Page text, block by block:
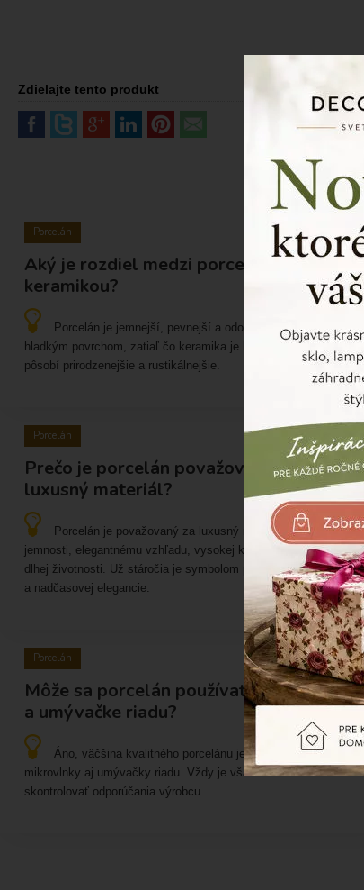
Zdielajte tento produkt
Porcelán
Aký je rozdiel medzi porcelánom a
keramikou?
Porcelán je jemnejší, pevnejší a odolnejší materiál s
hladkým povrchom, zatiaľ čo keramika je hrubšia, pórovitejšia a
pôsobí prirodzenejšie a rustikálnejšie.
Porcelán
Prečo je porcelán považovaný za
luxusný materiál?
Porcelán je považovaný za luxusný materiál vďaka svojej
jemnosti, elegantnému vzhľadu, vysokej kvalite spracovania a
dlhej životnosti. Už stáročia je symbolom prestížneho stolovania
a nadčasovej elegancie.
Porcelán
Môže sa porcelán používať v mikrovlnke
a umývačke riadu?
Áno, väčšina kvalitného porcelánu je vhodná do
mikrovlnky aj umývačky riadu. Vždy je však dôležité
skontrolovať odporúčania výrobcu.